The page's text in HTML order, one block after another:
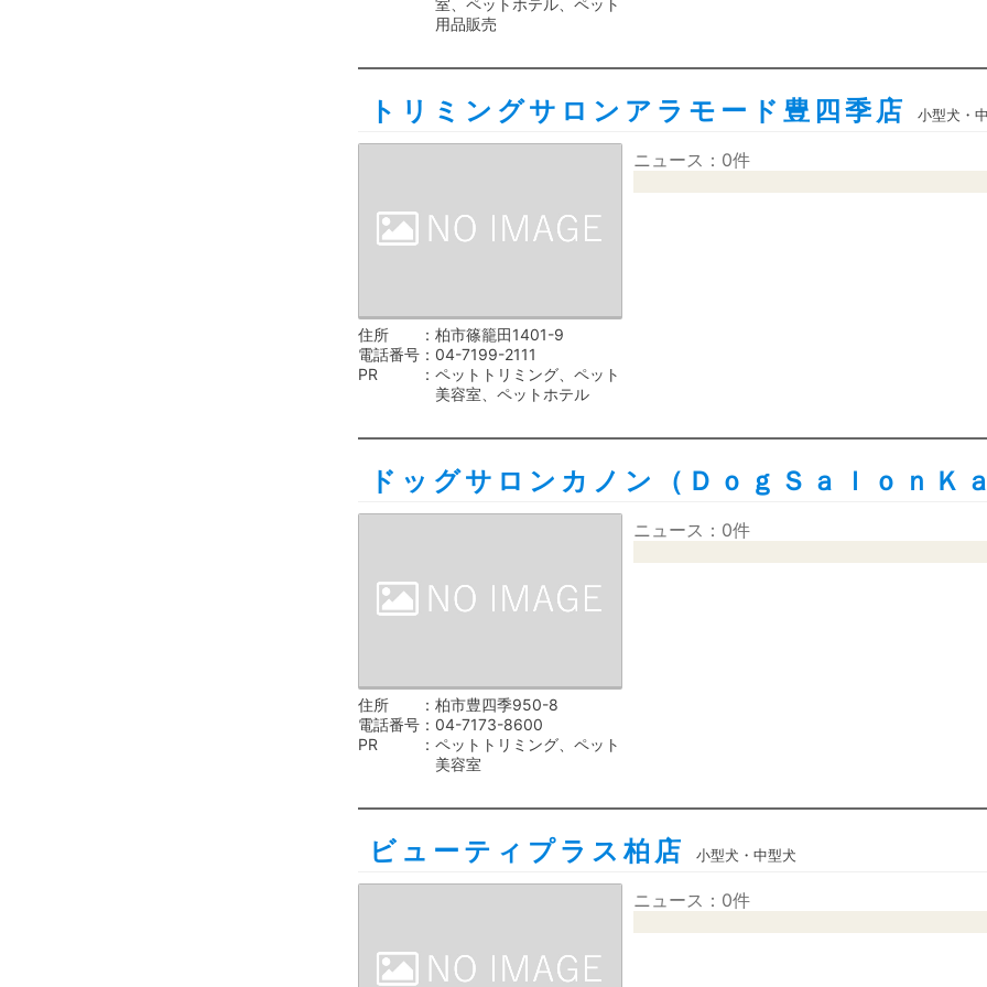
室、ペットホテル、ペット
用品販売
トリミングサロンアラモード豊四季店 小型犬・
住所
柏市篠籠田1401-9
電話番号
04-7199-2111
PR
ペットトリミング、ペット
美容室、ペットホテル
ニュース：0件
ドッグサロンカノン（ＤｏｇＳａｌｏｎＫ
住所
柏市豊四季950-8
電話番号
04-7173-8600
PR
ペットトリミング、ペット
美容室
ニュース：0件
ビューティプラス柏店 小型犬・中型犬
ニュース：0件